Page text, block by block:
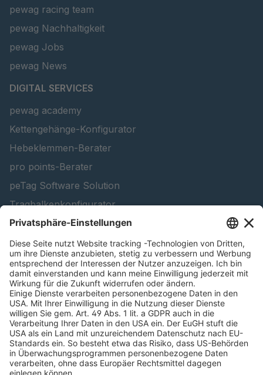
pewag racing team
pewag Nachhaltigkeit
pewag Jobs
pewag News
DIGITAL SERVICES
pewag academy
Kettengehänge-Konfigurator
Hebeklemmen-Berater
pro points-Berater
peTag Software Solution
Tragbalkenkonfigurator
Schneekettenkonfigurator - Firmenkunden
Schneekettenkonfigurator - Privatkunden
Forstprodukt finden
Kataloge
RECHTLICHE INFORMATIONEN
Zertifikate
Bildnutzungsvereinbarung
AGB